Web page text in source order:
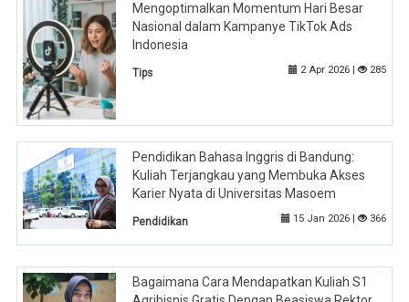
Mengoptimalkan Momentum Hari Besar
Nasional dalam Kampanye TikTok Ads
Indonesia
Tips 2 Apr 2026 | 285
Pendidikan Bahasa Inggris di Bandung:
Kuliah Terjangkau yang Membuka Akses
Karier Nyata di Universitas Masoem
Pendidikan 15 Jan 2026 | 366
Bagaimana Cara Mendapatkan Kuliah S1